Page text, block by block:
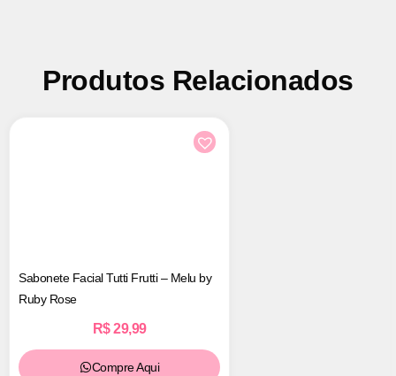
Produtos Relacionados
Sabonete Facial Tutti Frutti – Melu by
Ruby Rose
R$29,99
Compre Aqui